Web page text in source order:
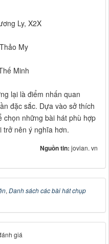
Ly, X2X
My
Minh
lại là điểm nhấn quan
đặc sắc. Dựa vào sở thích
chọn những bài hát phù hợp
trở nên ý nghĩa hơn.
Nguồn tin: jovian. vn
, Danh sách các bài hát chụp
giá